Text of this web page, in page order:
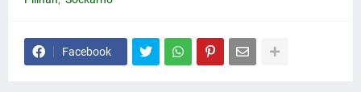
Facebook